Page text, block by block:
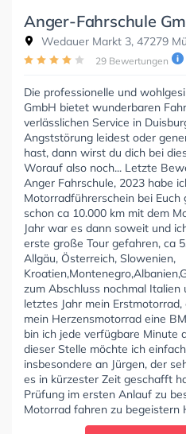
Anger-Fahrschule
Wedauer Markt 3, 47279
29 Bewertungen
Die professionelle und
GmbH bietet wunderbaren
verlässlichen Service in
Angststörung leidest oder
hast, dann wirst du dich bei
Worauf also noch... Letzte
Anger Fahrschule, 2023 habe
Motorradführerschein bei
schon ca 10.000 km mit dem
Jahr war es dann soweit und
erste große Tour gefahren, ca
Allgäu, Österreich, Slowenien,
zum Abschluss nochmal Italien
letztes Jahr mein
mein Herzensmotorrad eine
bin ich jede verfügbare Minute
dieser Stelle möchte ich
insbesondere an Jürgen, der
es in kürzester Zeit geschafft
Prüfung im ersten Anlauf zu
Motorrad fahren zu begeistern